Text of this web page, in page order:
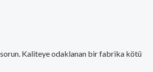
Kaliteye odaklanan bir fabrika kötü